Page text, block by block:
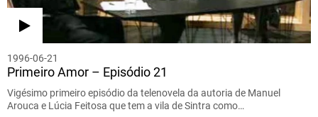
1996-06-21
Primeiro Amor – Episódio 21
Vigésimo primeiro episódio da telenovela da autoria de Manuel
Arouca e Lúcia Feitosa que tem a vila de Sintra como…